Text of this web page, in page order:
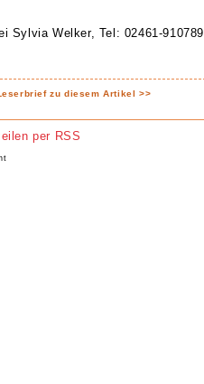
Sylvia Welker, Tel: 02461-910789
zu diesem Artikel >>
per RSS